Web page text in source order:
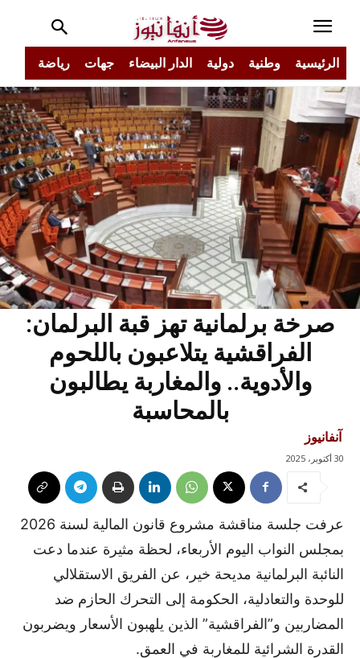
الرئيسية وطنية دولية الدار البيضاء جهات رياضة
صرخة برلمانية تهز قبة البرلمان:
الفراقشية يتلاعبون باللحوم
والأدوية.. والمغاربة يطالبون
بالمحاسبة
آنفانيوز
30 أكتوبر، 2025
عرفت جلسة مناقشة مشروع قانون المالية لسنة 2026
بمجلس النواب اليوم الأربعاء، لحظة مثيرة عندما دعت
النائبة البرلمانية مديحة خير، عن الفريق الاستقلالي
للوحدة والتعادلية، الحكومة إلى التحرك الحازم ضد
المضاربين و”الفراقشية” الذين يلهبون الأسعار ويضربون
القدرة الشرائية للمغاربة في العمق.